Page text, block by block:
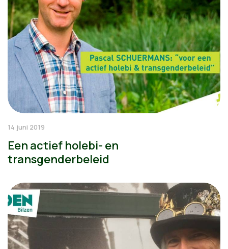
14 juni 2019
Een actief holebi- en
transgenderbeleid